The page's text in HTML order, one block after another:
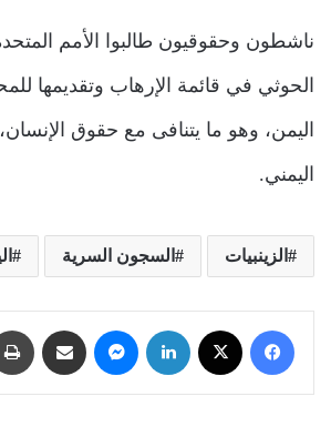
ناشطون وحقوقيون طالبوا الأمم
الحوثي في قائمة الإرهاب وتقديمها
اليمن، وهو ما يتنافى مع حقوق الإنسان،
اليمني.
الزينبيات السجون السرية
فيسبوك لينكدإن ماسنجر مشاركة عبر البريد